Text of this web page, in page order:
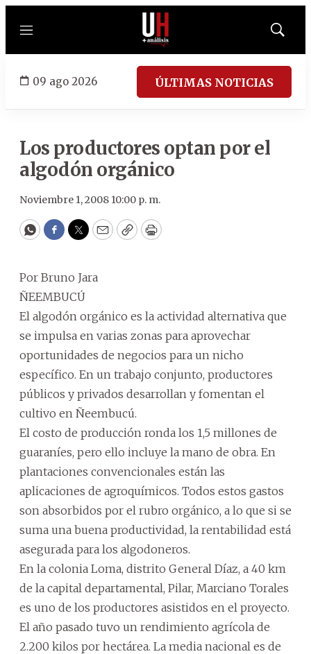
Menú
Mostrar
09 ago 2026 ÚLTIMAS NOTICIAS
Los productores optan por el
algodón orgánico
Noviembre 1, 2008 10:00 p. m.
WhatsApp
Facebook
Twitter
EmailCopyPrint
Por Bruno Jara
ÑEEMBUCÚ
El algodón orgánico es la actividad alternativa que
se impulsa en varias zonas para aprovechar
oportunidades de negocios para un nicho
específico. En un trabajo conjunto, productores
públicos y privados desarrollan y fomentan el
cultivo en Ñeembucú.
El costo de producción ronda los 1,5 millones de
guaraníes, pero ello incluye la mano de obra. En
plantaciones convencionales están las
aplicaciones de agroquímicos. Todos estos gastos
son absorbidos por el rubro orgánico, a lo que si se
suma una buena productividad, la rentabilidad está
asegurada para los algodoneros.
En la colonia Loma, distrito General Díaz, a 40 km
de la capital departamental, Pilar, Marciano Torales
es uno de los productores asistidos en el proyecto.
El año pasado tuvo un rendimiento agrícola de
2.200 kilos por hectárea. La media nacional es de